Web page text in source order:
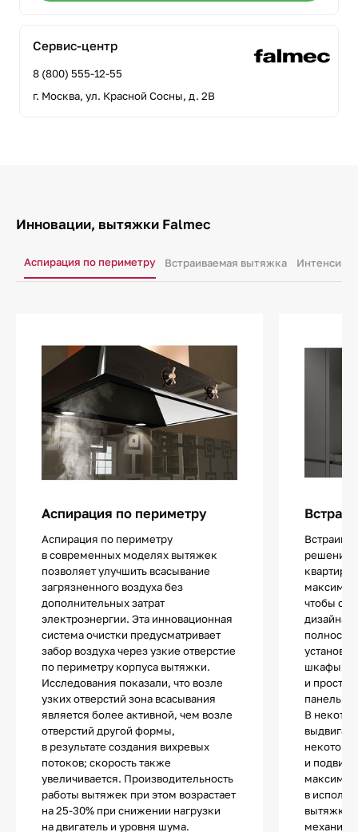
Сервис-центр
8 (800) 555-12-55
г. Москва, ул. Красной Сосны, д. 2В
Инновации, вытяжки Falmec
Аспирация по периметру Встраиваемая вытяжка
Аспирация по периметру
Аспирация по периметру
в современных моделях вытяжек
позволяет улучшить всасывание
загрязненного воздуха без
дополнительных затрат
электроэнергии. Эта инновационная
система очистки предусматривает
забор воздуха через узкие отверстие
по периметру корпуса вытяжки.
Исследования показали, что возле
узких отверстий зона всасывания
является более активной, чем возле
отверстий другой формы,
в результате создания вихревых
потоков; скорость также
увеличивается. Производительность
работы вытяжек при этом возрастает
на 25-30% при снижении нагрузки
на двигатель и уровня шума.
решение
квартир
чтобы
дизайна.
шкафы,
и
панелью.
В
и
в
вытяжки